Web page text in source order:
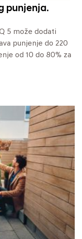
punjenja.
5 može dodati
punjenje do 220
od 10 do 80% za